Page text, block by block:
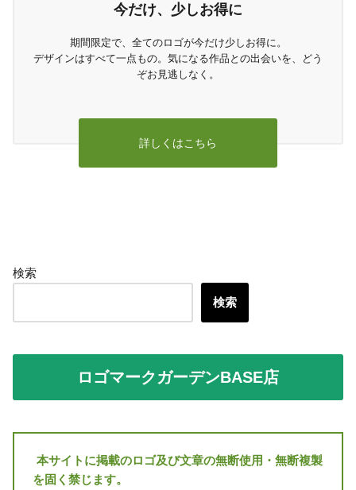
今だけ、少しお得に
期間限定で、全てのロゴが今だけ少しお得に。
デザインはすべて一点もの。気になる作品との出会いを、どう
ぞお見逃しなく。
詳しくはこちら
検索
検索
ロゴマークガーデンBASE店
本サイトに掲載のロゴ及び文章の無断使用・無断複製
を固く禁じます。